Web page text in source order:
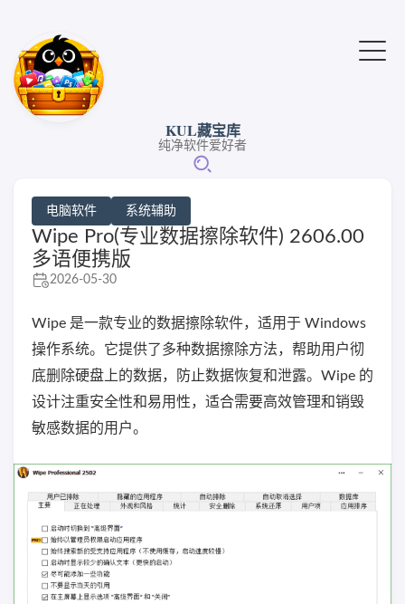
KUL藏宝库
纯净软件爱好者
电脑软件 系统辅助
Wipe Pro(专业数据擦除软件) 2606.00
多语便携版
2026-05-30
Wipe 是一款专业的数据擦除软件，适用于 Windows
操作系统。它提供了多种数据擦除方法，帮助用户彻
底删除硬盘上的数据，防止数据恢复和泄露。Wipe 的
设计注重安全性和易用性，适合需要高效管理和销毁
敏感数据的用户。